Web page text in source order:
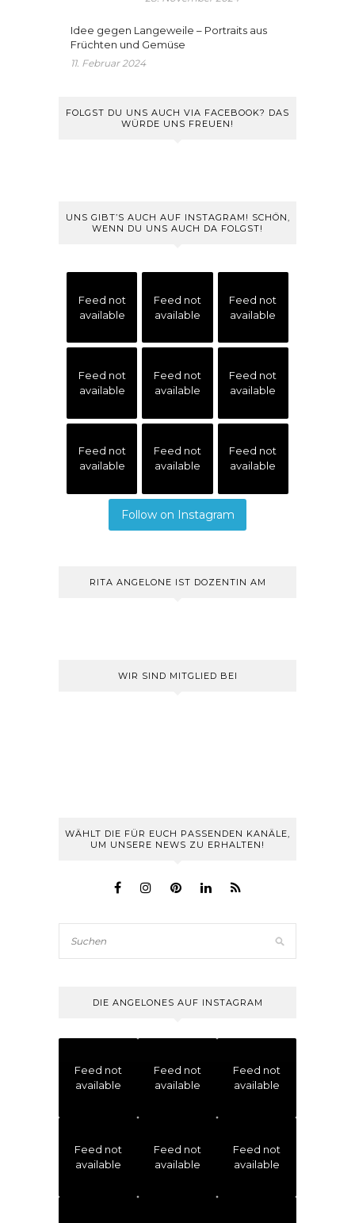
Idee gegen Langeweile – Portraits aus
Früchten und Gemüse
11. Februar 2024
FOLGST DU UNS AUCH VIA FACEBOOK? DAS
WÜRDE UNS FREUEN!
UNS GIBT’S AUCH AUF INSTAGRAM! SCHÖN,
WENN DU UNS AUCH DA FOLGST!
Feed not
available
Feed not
available
Feed not
available
Feed not
available
Feed not
available
Feed not
available
Feed not
available
Feed not
available
Feed not
available
Follow on Instagram
RITA ANGELONE IST DOZENTIN AM
WIR SIND MITGLIED BEI
WÄHLT DIE FÜR EUCH PASSENDEN KANÄLE,
UM UNSERE NEWS ZU ERHALTEN!
DIE ANGELONES AUF INSTAGRAM
Feed not
available
Feed not
available
Feed not
available
Feed not
available
Feed not
available
Feed not
available